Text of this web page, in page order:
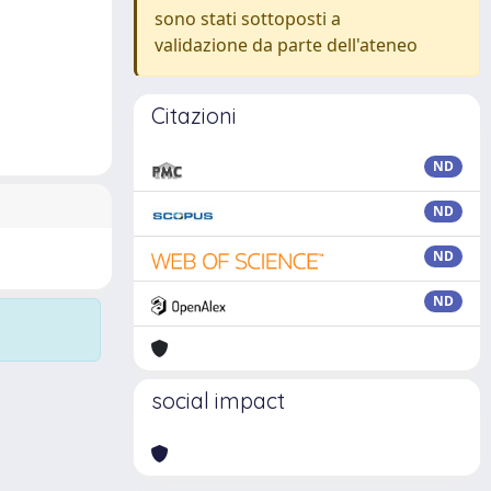
sono stati sottoposti a
validazione da parte dell'ateneo
Citazioni
ND
ND
ND
ND
social impact